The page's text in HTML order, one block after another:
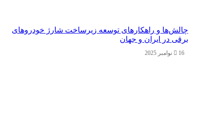
چالش‌ها و راهکارهای توسعه زیرساخت شارژ خودروهای
برقی در ایران و جهان
16 نوامبر 2025